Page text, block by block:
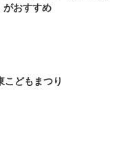
がおすすめ
こどもまつり